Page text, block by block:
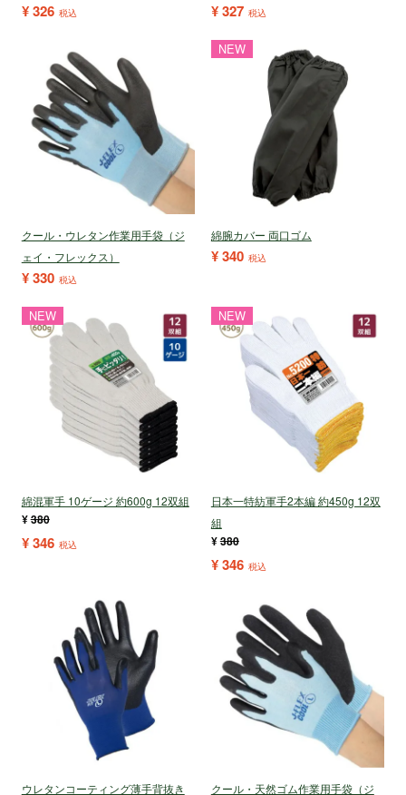
¥326 税込 ¥327 税込
クール・ウレタン作業用手袋（ジ
ェイ・フレックス）
¥330 税込
NEW
綿腕カバー 両口ゴム
¥340 税込
NEW
綿混軍手 10ゲージ 約600g 12双組
¥380
¥346 税込
NEW
日本一特紡軍手2本編 約450g 12双
組
¥380
¥346 税込
ウレタンコーティング薄手背抜き クール・天然ゴム作業用手袋（ジ